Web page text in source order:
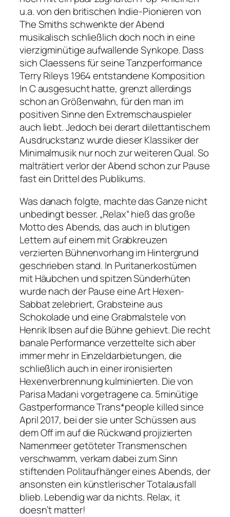
u.a. von den britischen Indie-Pionieren von
The Smiths schwenkte der Abend
musikalisch schließlich doch noch in eine
vierzigminütige aufwallende Synkope. Dass
sich Claessens für seine Tanzperformance
Terry Rileys 1964 entstandene Komposition
In Causgesucht hatte, grenzt allerdings
schon an Größenwahn, für den man im
positiven Sinne den Extremschauspieler
auch liebt. Jedoch bei derart dilettantischem
Ausdruckstanz wurde dieser Klassiker der
Minimalmusik nur noch zur weiteren Qual. So
malträtiert verlor der Abend schon zur Pause
fast ein Drittel des Publikums.
Was danach folgte, machte das Ganze nicht
unbedingt besser. „Relax“ hieß das große
Motto des Abends, das auch in blutigen
Lettern auf einem mit Grabkreuzen
verzierten Bühnenvorhang im Hintergrund
geschrieben stand. In Puritanerkostümen
mit Häubchen und spitzen Sünderhüten
wurde nach der Pause eine Art Hexen-
Sabbat zelebriert, Grabsteine aus
Schokolade und eine Grabmalstele von
Henrik Ibsen auf die Bühne gehievt. Die recht
banale Performance verzettelte sich aber
immer mehr in Einzeldarbietungen, die
schließlich auch in einer ironisierten
Hexenverbrennung kulminierten. Die von
Parisa Madani vorgetragene ca. 5minütige
GastperformanceTrans*people killed since
April 2017, bei der sie unter Schüssen aus
dem Off im auf die Rückwand projizierten
Namenmeer getöteter Transmenschen
verschwamm, verkam dabei zum Sinn
stiftenden Politaufhänger eines Abends, der
ansonsten ein künstlerischer Totalausfall
blieb. Lebendig war da nichts. Relax, it
doesn’t matter!